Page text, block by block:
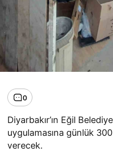
0
Diyarbakır’ın Eğil
uygulamasına günlük
verecek.